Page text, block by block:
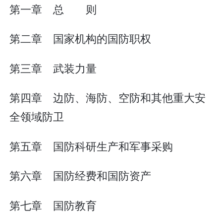
第一章 总 则
第二章 国家机构的国防职权
第三章 武装力量
第四章 边防、海防、空防和其他重大安
全领域防卫
第五章 国防科研生产和军事采购
第六章 国防经费和国防资产
第七章 国防教育